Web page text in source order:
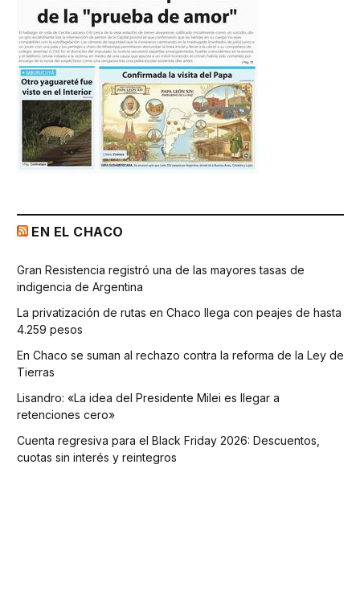
EN EL CHACO
Gran Resistencia registró una de las mayores tasas de
indigencia de Argentina
La privatización de rutas en Chaco llega con peajes de hasta
4.259 pesos
En Chaco se suman al rechazo contra la reforma de la Ley de
Tierras
Lisandro: «La idea del Presidente Milei es llegar a
retenciones cero»
Cuenta regresiva para el Black Friday 2026: Descuentos,
cuotas sin interés y reintegros